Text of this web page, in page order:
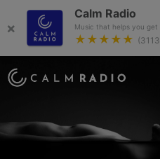
×
Calm Radio
Music that helps you get
★★★★★